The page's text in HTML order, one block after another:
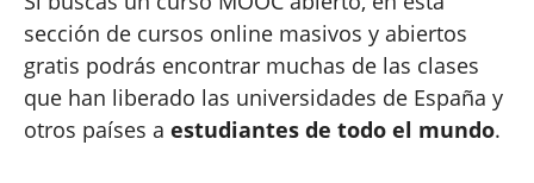
sección de cursos online masivos y abiertos
gratis podrás encontrar muchas de las clases
que han liberado las universidades de España y
otros países a estudiantes de todo el mundo.